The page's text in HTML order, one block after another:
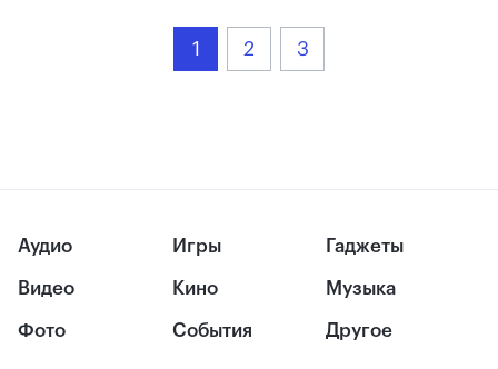
1 2 3
Аудио
Видео
Фото
Игры
Кино
События
Гаджеты
Музыка
Другое